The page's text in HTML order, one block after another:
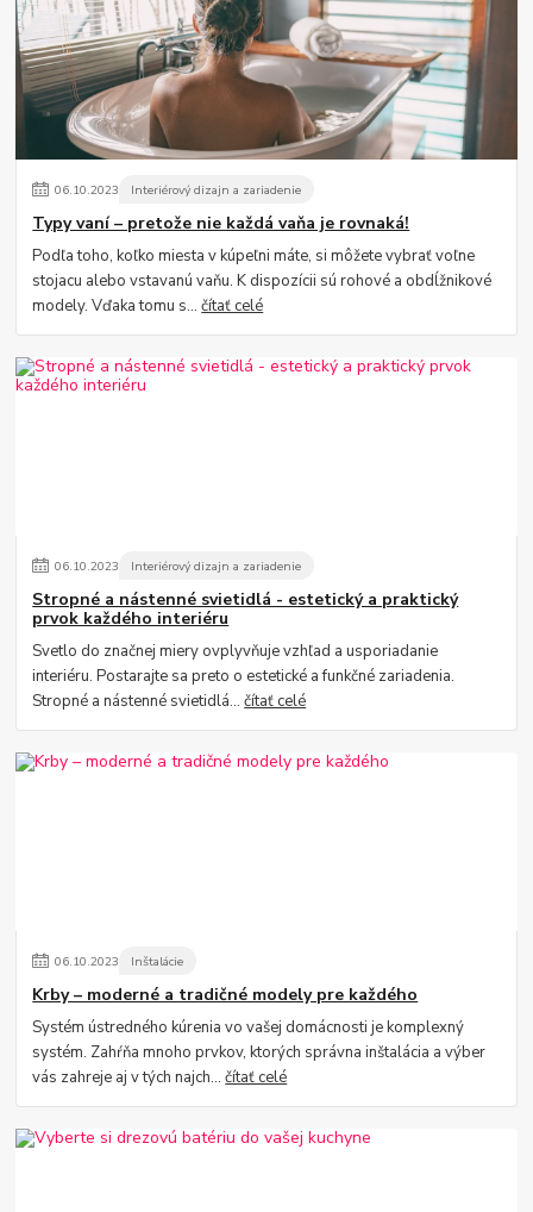
06.10.2023 Interiérový dizajn a zariadenie
Typy vaní – pretože nie každá vaňa je rovnaká!
Podľa toho, koľko miesta v kúpeľni máte, si môžete vybrať voľne
stojacu alebo vstavanú vaňu. K dispozícii sú rohové a obdĺžnikové
modely. Vďaka tomu s...čítať celé
06.10.2023 Interiérový dizajn a zariadenie
Stropné a nástenné svietidlá - estetický a praktický
prvok každého interiéru
Svetlo do značnej miery ovplyvňuje vzhľad a usporiadanie
interiéru. Postarajte sa preto o estetické a funkčné zariadenia.
Stropné a nástenné svietidlá...čítať celé
06.10.2023 Inštalácie
Krby – moderné a tradičné modely pre každého
Systém ústredného kúrenia vo vašej domácnosti je komplexný
systém. Zahŕňa mnoho prvkov, ktorých správna inštalácia a výber
vás zahreje aj v tých najch...čítať celé